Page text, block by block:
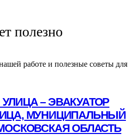
полезно
работе и полезные советы для
– ЭВАКУАТОР
МУНИЦИПАЛЬНЫЙ
ОБЛАСТЬ